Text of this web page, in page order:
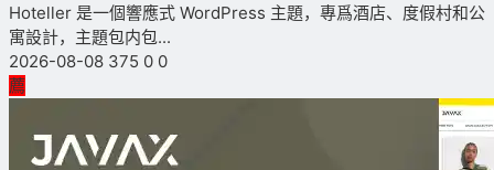
Hoteller 是一個響應式 WordPress 主題，專爲酒店、度假村和公
寓設計，主題包内包...
2026-08-08 375 0 0
薦